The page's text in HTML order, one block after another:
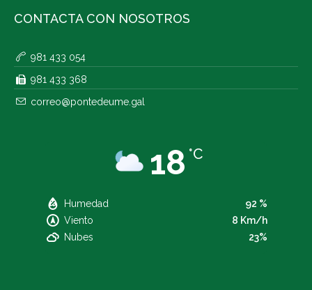
CONTACTA CON NOSOTROS
981 433 054
981 433 368
correo@pontedeume.gal
18 °C
Humedad
92 %
Viento
8 Km/h
Nubes
23%